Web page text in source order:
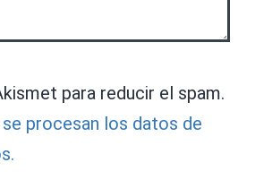
para reducir el spam.
procesan los datos de